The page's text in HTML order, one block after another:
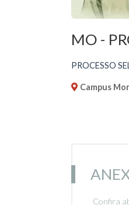
MO -
PROCESSO
Campus
Confira